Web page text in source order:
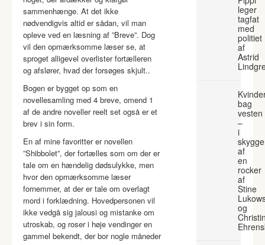
sammenhænge. At det ikke
nødvendigvis altid er sådan, vil man
opleve ved en læsning af ”Breve”. Dog
vil den opmærksomme læser se, at
sproget alligevel overlister fortælleren
og afslører, hvad der forsøges skjult..
Bogen er bygget op som en
novellesamling med 4 breve, omend 1
af de andre noveller reelt set også er et
brev i sin form.
En af mine favoritter er novellen
”Shibbolet”, der fortælles som om der er
tale om en hændelig dødsulykke, men
hvor den opmærksomme læser
fornemmer, at der er tale om overlagt
mord i forklædning. Hovedpersonen vil
ikke vedgå sig jalousi og mistanke om
utroskab, og roser i høje vendinger en
gammel bekendt, der bor nogle måneder
leger
tagfat
med
politiet
af
Astrid
bag
vesten
–
i
af
en
rocker
af
Stine
og